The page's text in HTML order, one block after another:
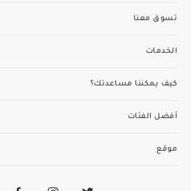
تسوق معنا
الخدمات
كيف يمكننا مساعدتك؟
أفضل الفئات
موقع